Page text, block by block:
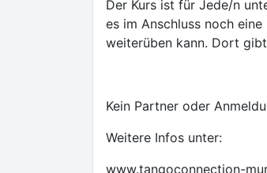
Der Kurs ist für Jede/n
es im Anschluss noch
weiterüben kann. Dort
Kein Partner oder
Weitere Infos unter:
www.tangoconnection-